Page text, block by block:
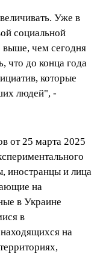
Уже в
социальной
выше, чем сегодня
до конца года
которые
людей", -
от 25 марта 2025
иностранцы и лица
на
в Украине
в
на